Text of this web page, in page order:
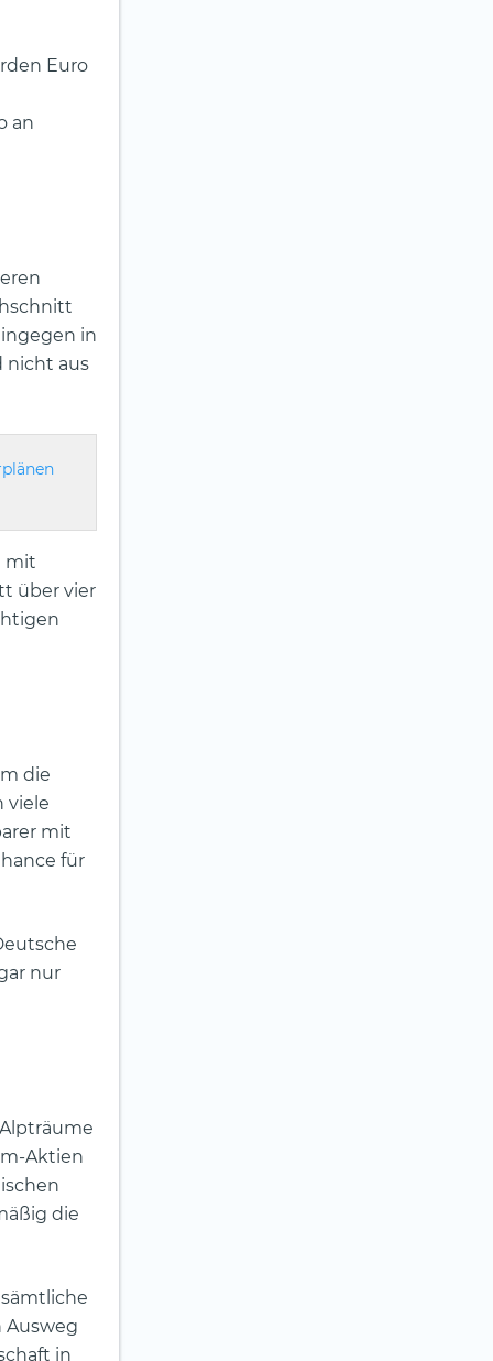
Euro
an
in
nicht aus
mit
über vier
die
viele
mit
für
nur
Aktien
die
Ausweg
in